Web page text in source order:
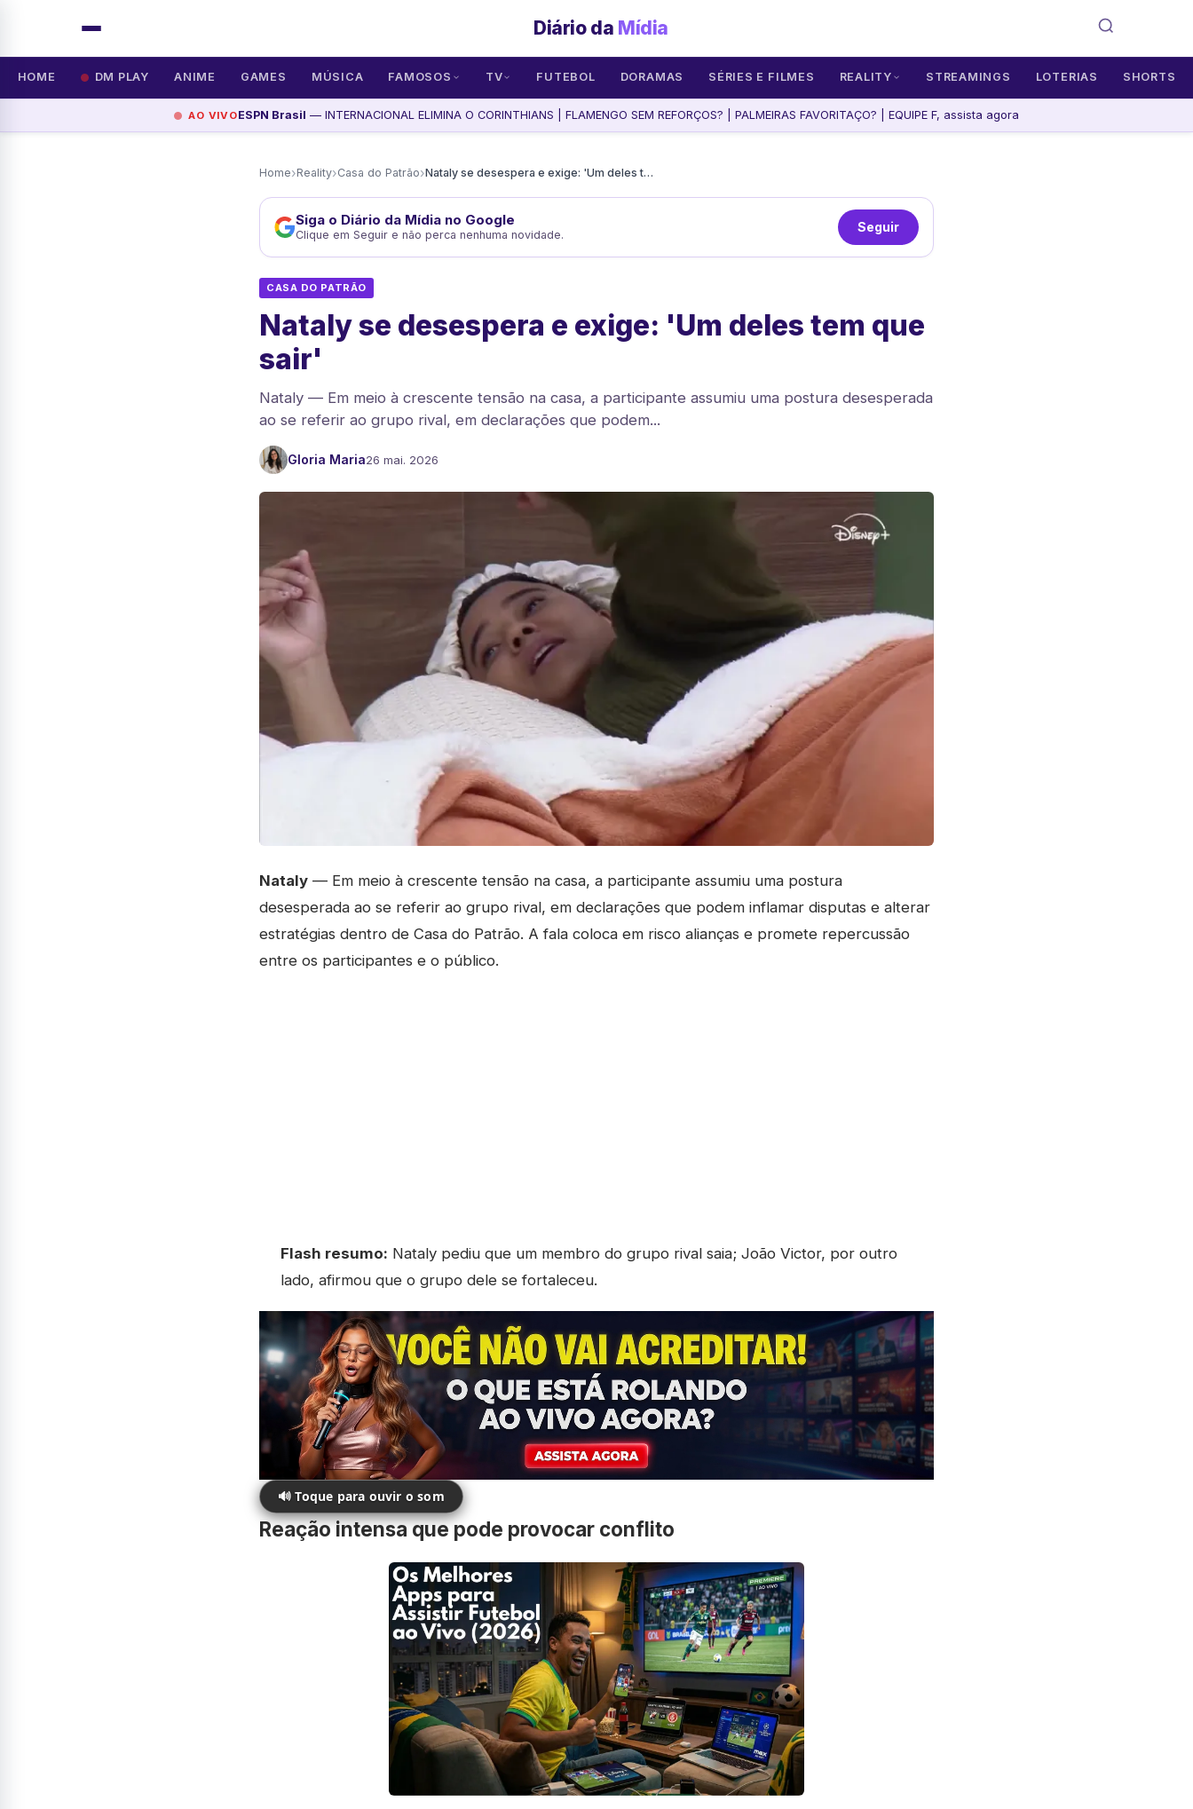
Diário da Mídia
HOME DM PLAY ANIME GAMES MÚSICA FAMOSOS TV FUTEBOL DORAMAS SÉRIES E FILMES REALITY STREAMINGS LOTERIAS SHORTS
AO VIVOESPN Brasil — INTERNACIONAL ELIMINA O CORINTHIANS | FLAMENGO SEM REFORÇOS? | PALMEIRAS FAVORITAÇO? | EQUIPE F, assista agora
Home›Reality›Casa do Patrão› Nataly se desespera e exige: 'Um deles tem que sair'
Siga o Diário da Mídia no Google
Clique em Seguir e não perca nenhuma novidade.
Seguir
CASA DO PATRÃO
Nataly se desespera e exige: 'Um deles tem que
sair'
Nataly — Em meio à crescente tensão na casa, a participante assumiu uma postura desesperada
ao se referir ao grupo rival, em declarações que podem...
Gloria Maria26 mai. 2026
Nataly — Em meio à crescente tensão na casa, a participante assumiu uma postura
desesperada ao se referir ao grupo rival, em declarações que podem inflamar disputas e alterar
estratégias dentro de Casa do Patrão. A fala coloca em risco alianças e promete repercussão
entre os participantes e o público.
Flash resumo: Nataly pediu que um membro do grupo rival saia; João Victor, por outro
lado, afirmou que o grupo dele se fortaleceu.
🔊 Toque para ouvir o som
Reação intensa que pode provocar conflito